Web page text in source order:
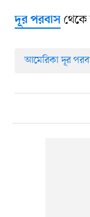
দূর পরবাস
আমেরিকা দূর